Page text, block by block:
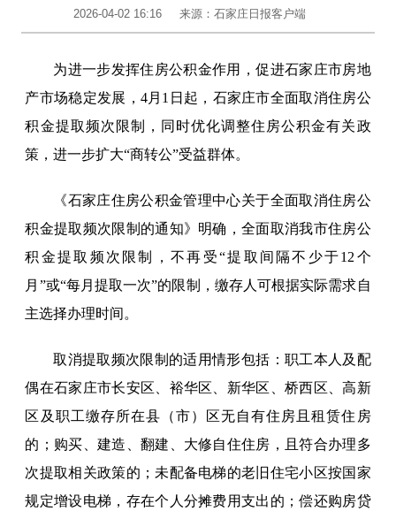
2026-04-02 16:16 来源：石家庄日报客户端
为进一步发挥住房公积金作用，促进石家庄市房地
产市场稳定发展，4月1日起，石家庄市全面取消住房公
积金提取频次限制，同时优化调整住房公积金有关政
策，进一步扩大“商转公”受益群体。
《石家庄住房公积金管理中心关于全面取消住房公
积金提取频次限制的通知》明确，全面取消我市住房公
积金提取频次限制，不再受“提取间隔不少于12个
月”或“每月提取一次”的限制，缴存人可根据实际需求自
主选择办理时间。
取消提取频次限制的适用情形包括：职工本人及配
偶在石家庄市长安区、裕华区、新华区、桥西区、高新
区及职工缴存所在县（市）区无自有住房且租赁住房
的；购买、建造、翻建、大修自住住房，且符合办理多
次提取相关政策的；未配备电梯的老旧住宅小区按国家
规定增设电梯，存在个人分摊费用支出的；偿还购房贷